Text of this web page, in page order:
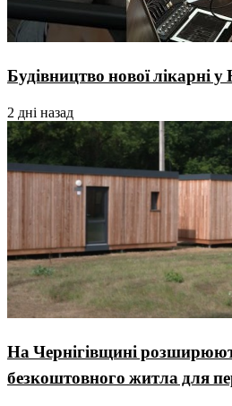
Будівництво нової лікарні у
2 дні назад
На Чернігівщині
безкоштовного житла для